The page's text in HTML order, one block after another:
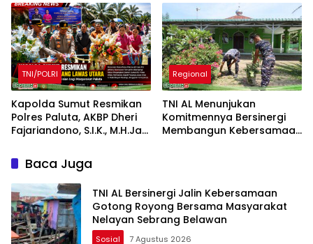
Kepedulian Sosial
TNI/POLRI
Kapolda Sumut Resmikan
Polres Paluta, AKBP Dheri
Fajariandono, S.I.K., M.H.Jadi
Regional
TNI AL Menunjukan
Komitmennya Bersinergi
Membangun Kebersamaan
Baca Juga
TNI AL Bersinergi Jalin Kebersamaan
Gotong Royong Bersama Masyarakat
Nelayan Sebrang Belawan
Sosial 7 Agustus 2026